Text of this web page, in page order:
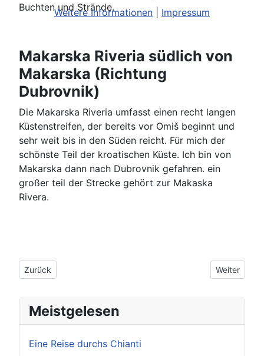
Buchten und Strände.
Makarska Riveria südlich von
Makarska (Richtung
Dubrovnik)
Die Makarska Riveria umfasst einen recht langen
Küstenstreifen, der bereits vor Omiš beginnt und
sehr weit bis in den Süden reicht. Für mich der
schönste Teil der kroatischen Küste. Ich bin von
Makarska dann nach Dubrovnik gefahren. ein
großer teil der Strecke gehört zur Makaska
Rivera.
Vorheriger Beitrag: Kroatien: Küste südlich von Šibenik über
Zurück Nächster
Weiter
Meistgelesen
Eine Reise durchs Chianti
Weitere Informationen
Impressum